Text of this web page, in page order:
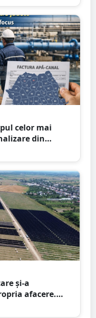
celor mai
din
și-a
afacere.
de euro,